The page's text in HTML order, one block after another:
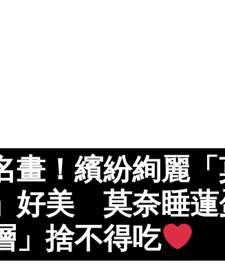
畫！繽紛絢麗
好美 莫奈睡蓮
」捨不得吃